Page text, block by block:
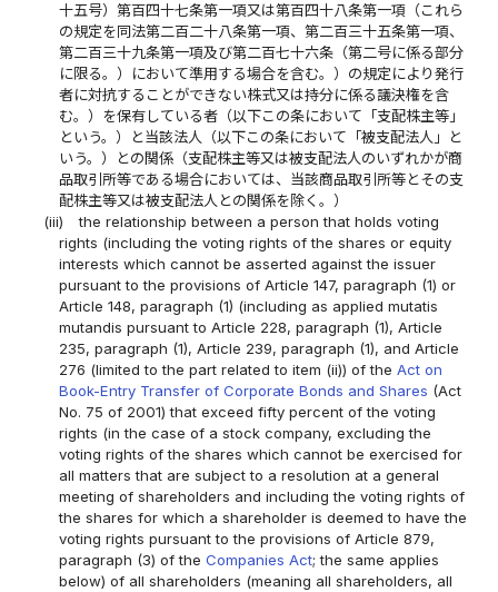
十五号）第百四十七条第一項又は第百四十八条第一項（これら
の規定を同法第二百二十八条第一項、第二百三十五条第一項、
第二百三十九条第一項及び第二百七十六条（第二号に係る部分
に限る。）において準用する場合を含む。）の規定により発行
者に対抗することができない株式又は持分に係る議決権を含
む。）を保有している者（以下この条において「支配株主等」
という。）と当該法人（以下この条において「被支配法人」と
いう。）との関係（支配株主等又は被支配法人のいずれかが商
品取引所等である場合においては、当該商品取引所等とその支
配株主等又は被支配法人との関係を除く。）
(iii)
the relationship between a person that holds voting
rights (including the voting rights of the shares or equity
interests which cannot be asserted against the issuer
pursuant to the provisions of Article 147, paragraph (1) or
Article 148, paragraph (1) (including as applied mutatis
mutandis pursuant to Article 228, paragraph (1), Article
235, paragraph (1), Article 239, paragraph (1), and Article
276 (limited to the part related to item (ii)) of the Act on
Book-Entry Transfer of Corporate Bonds and Shares (Act
No. 75 of 2001) that exceed fifty percent of the voting
rights (in the case of a stock company, excluding the
voting rights of the shares which cannot be exercised for
all matters that are subject to a resolution at a general
meeting of shareholders and including the voting rights of
the shares for which a shareholder is deemed to have the
voting rights pursuant to the provisions of Article 879,
paragraph (3) of the Companies Act; the same applies
below) of all shareholders (meaning all shareholders, all